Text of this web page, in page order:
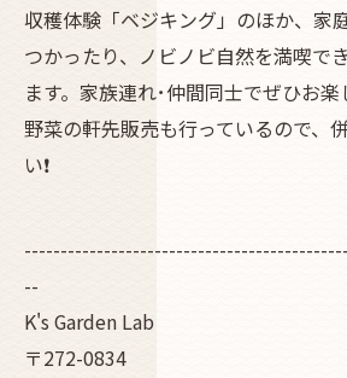
収穫体験「ベジキング」のほか、家
つかったり、ノビノビ自然を満喫で
ます。家族連れ･仲間同士でぜひお
野菜の軒先販売も行っているので、
い❗
--
K's Garden Lab
〒272-0834